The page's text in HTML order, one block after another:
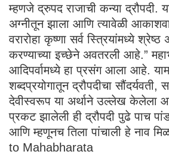
म्हणजे द्रुपद राजाची कन्या द्रौपदी.
अग्नीतून झाला आणि त्यावेळी
वरारोहा कृष्णा सर्व स्त्रियांमध्ये श्रेष्ठ
करण्याच्या इच्छेने अवतरली आहे.”
आदिपर्वामध्ये हा प्रसंग आला आहे.
शब्दप्रयोगातून द्रौपदीचा सौंदर्यवती,
देवीस्वरूप या अर्थाने उल्लेख केलेला
प्रकट झालेली ही द्रौपदी पुढे पाच
आणि म्हणूनच तिला पांचाली हे नाव
to Mahabharata